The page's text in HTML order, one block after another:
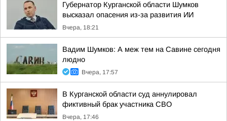
Губернатор Курганской области Шумков
высказал опасения из-за развития ИИ
Вчера, 18:21
Вадим Шумков: А меж тем на Савине сегодня
людно
Вчера, 17:57
В Курганской области суд аннулировал
фиктивный брак участника СВО
Вчера, 17:46